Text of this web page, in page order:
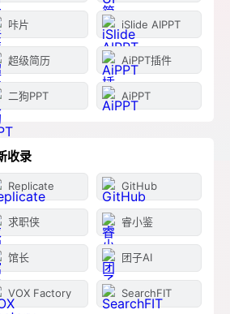
咔片 iSlide AIPPT
超级简历 AiPPT插件
二狗PPT AiPPT
收录
Replicate GitHub
求职侠 睿小鉴
馆长 团子AI
VOX Factory SearchFIT